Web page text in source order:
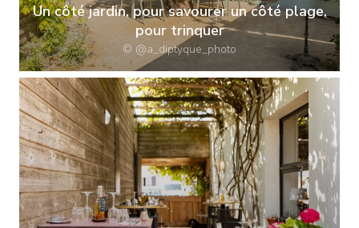
Un côté jardin, pour savourer un côté plage,
pour trinquer
© @a_diptyque_photo